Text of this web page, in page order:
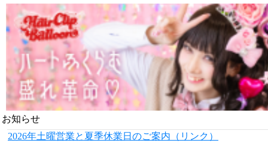
お知らせ
2026年土曜営業と夏季休業日のご案内（リンク）